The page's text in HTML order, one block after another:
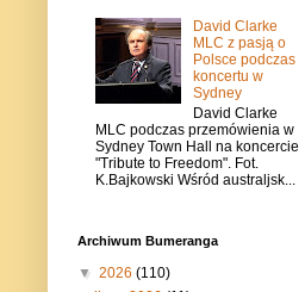
David Clarke
MLC z pasją o
Polsce podczas
koncertu w
Sydney
David Clarke
MLC podczas przemówienia w
Sydney Town Hall na koncercie
"Tribute to Freedom". Fot.
K.Bajkowski Wśród australjsk...
Archiwum Bumeranga
▼ 2026 (110)